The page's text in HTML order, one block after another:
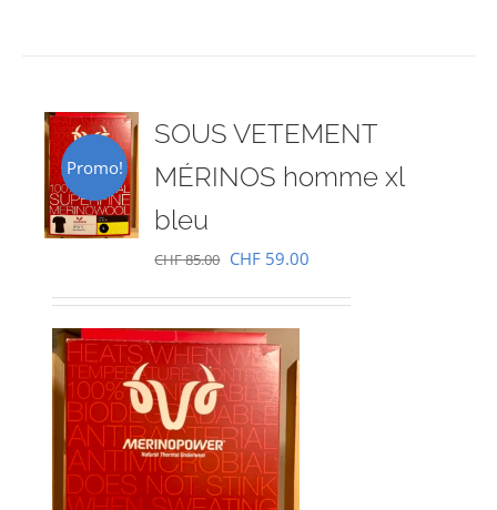
Promo!
SOUS VETEMENT
MÉRINOS homme xl
bleu
CHF85.00 Le
initial
était :
CHF 85.00.
CHF 59.00